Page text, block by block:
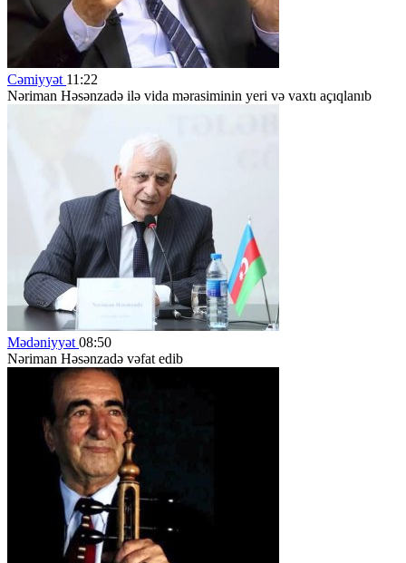
Cəmiyyət 11:22
Nəriman Həsənzadə ilə vida mərasiminin yeri və vaxtı açıqlanıb
Mədəniyyət 08:50
Nəriman Həsənzadə vəfat edib